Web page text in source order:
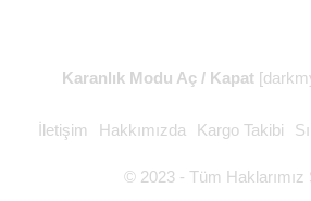
Karanlık Modu Aç / Kapat
İletişim Hakkımızda Kargo Takibi
© 2023 - Tüm Haklarımız